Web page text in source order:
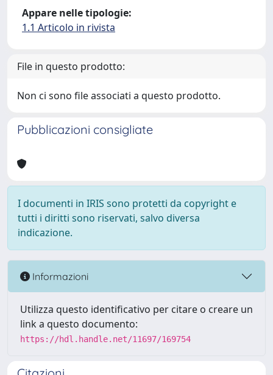
Appare nelle tipologie:
1.1 Articolo in rivista
File in questo prodotto:
Non ci sono file associati a questo prodotto.
Pubblicazioni consigliate
I documenti in IRIS sono protetti da copyright e
tutti i diritti sono riservati, salvo diversa
indicazione.
Informazioni
Utilizza questo identificativo per citare o creare un
link a questo documento:
https://hdl.handle.net/11697/169754